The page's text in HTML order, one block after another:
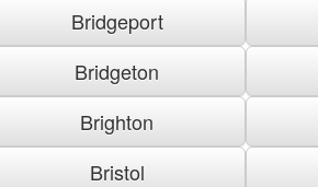
Bridgeport
Bridgeton
Brighton
Bristol